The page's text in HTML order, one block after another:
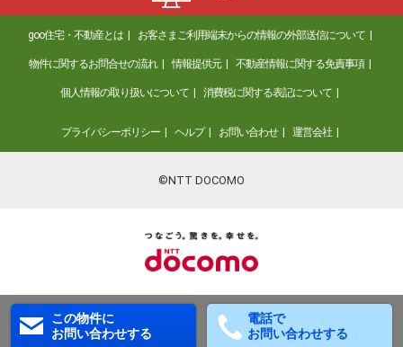
goo住宅・不動産とは お客さまご利用端末からの情報の外部送信について
物件に関するお問合せの流れ 情報提供元 不動産情報に関する免責事項
個人情報の取り扱いについて 消費税に関する表記について
プライバシーポリシー ヘルプ お問い合わせ 運営会社
©NTT DOCOMO
この物件に
お問い合わせする
電話で
お問い合わせする